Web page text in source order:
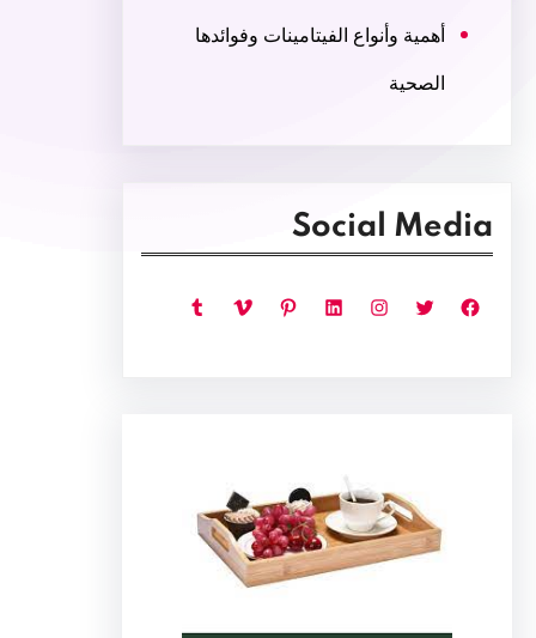
أهمية وأنواع الفيتامينات وفوائدها
الصحية
Social Media
فيسبوك تويتر إنستجرام لينكد إن بينتريست فيميو تمبلر